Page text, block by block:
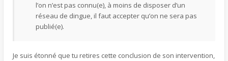
l’on n’est pas connu(e), à moins de disposer d’un
réseau de dingue, il faut accepter qu’on ne sera pas
publié(e).
Je suis étonné que tu retires cette conclusion de son intervention,